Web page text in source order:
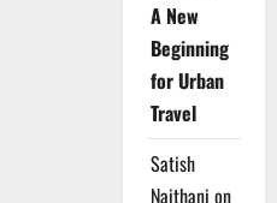
A New
Beginning
for Urban
Travel
Satish
Naithani on